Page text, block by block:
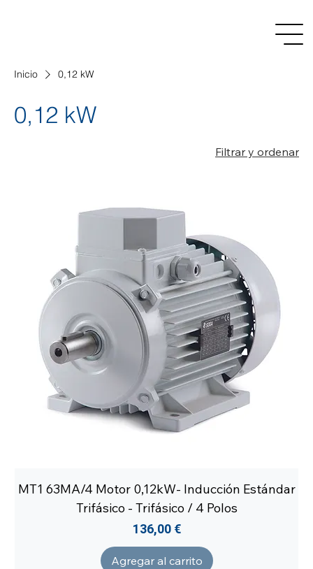
Inicio 0,12 kW
0,12 kW
Filtrar y ordenar
MT1 63MA/4 Motor 0,12kW- Inducción Estándar
Trifásico - Trifásico / 4 Polos
Precio
136,00 €
Agregar al carrito